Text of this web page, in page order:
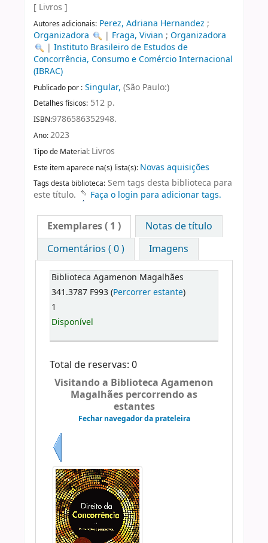
[ Livros ]
Autores adicionais: Perez, Adriana Hernandez ;
Organizadora
| Fraga, Vivian ;Organizadora
|Instituto Brasileiro de Estudos de
Concorrência, Consumo e Comércio Internacional
(IBRAC)
Publicado por : Singular, (São Paulo:)
Detalhes físicos: 512 p.
ISBN:9786586352948.
Ano:2023
Tipo de Material: Livros
Este item aparece na(s) lista(s): Novas aquisições
Tags desta biblioteca: Sem tags desta biblioteca para
este título.
Faça o login para adicionar tags.
Exemplares( 1 )
Notas de título
Comentários ( 0 )
Imagens
Biblioteca Agamenon Magalhães
341.3787 F993 (Percorrer estante)
1
Disponível
Total de reservas: 0
Visitando a Biblioteca Agamenon
Magalhães percorrendo as
estantes
Fechar navegador da prateleira
Anterior